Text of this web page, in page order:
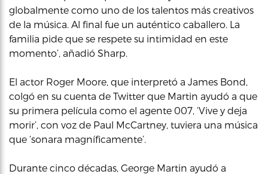
globalmente como uno de los talentos más creativos
de la música. Al final fue un auténtico caballero. La
familia pide que se respete su intimidad en este
momento’, añadió Sharp.
El actor Roger Moore, que interpretó a James Bond,
colgó en su cuenta de Twitter que Martin ayudó a que
su primera película como el agente 007, ‘Vive y deja
morir’, con voz de Paul McCartney, tuviera una música
que ‘sonara magníficamente’.
Durante cinco décadas, George Martin ayudó a